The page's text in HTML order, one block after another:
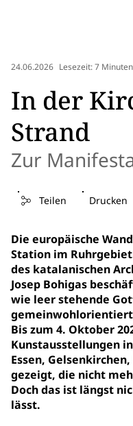
24.06.2026 Lesezeit: 7 Minuten
In der
Strand
Zur
Teilen Drucken
Die europäische
Station im
des katalanischen
Josep Bohigas
wie leer stehende
Bis zum 4. Oktober
Kunstausstellungen
Essen,
gezeigt, die nicht
Doch das ist längst
lässt.